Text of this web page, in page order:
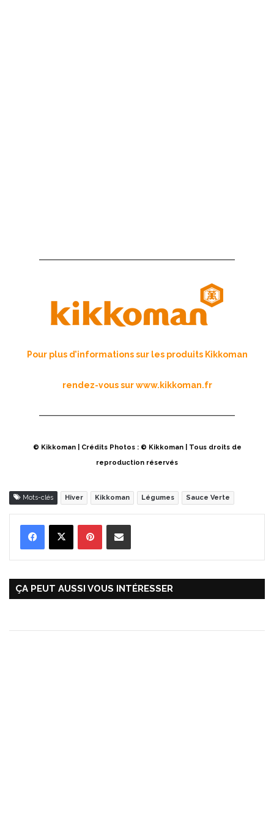
Pour plus d’informations sur les produits Kikkoman
rendez-vous surwww.kikkoman.fr
© Kikkoman | Crédits Photos : © Kikkoman | Tous droits de
reproduction réservés
Mots-clés Hiver Kikkoman Légumes Sauce Verte
ÇA PEUT AUSSI VOUS INTÉRESSER